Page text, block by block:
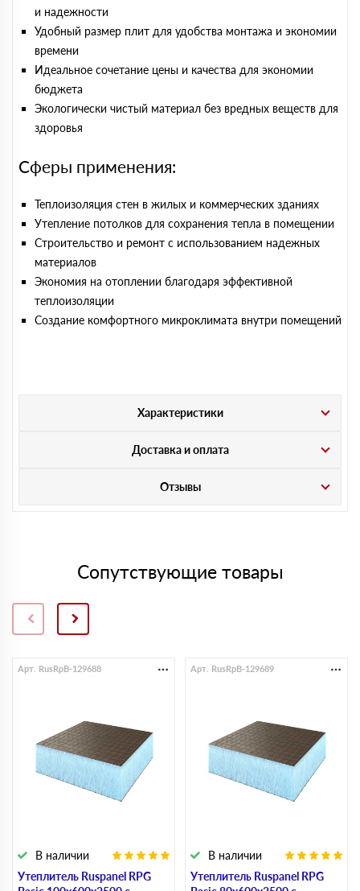
и надежности
Удобный размер плит для удобства монтажа и экономии
времени
Идеальное сочетание цены и качества для экономии
бюджета
Экологически чистый материал без вредных веществ для
здоровья
Сферы применения:
Теплоизоляция стен в жилых и коммерческих зданиях
Утепление потолков для сохранения тепла в помещении
Строительство и ремонт с использованием надежных
материалов
Экономия на отоплении благодаря эффективной
теплоизоляции
Создание комфортного микроклимата внутри помещений
Характеристики
Доставка и оплата
Отзывы
Сопутствующие товары
Утеплитель Ruspanel RPG
В наличии
Арт. RusRpB-129688
Утеплитель Ruspanel RPG
В наличии
Арт. RusRpB-129689